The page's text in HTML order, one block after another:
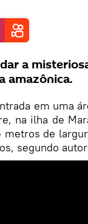
a
amazônica.
em uma
na ilha de
de
segundo